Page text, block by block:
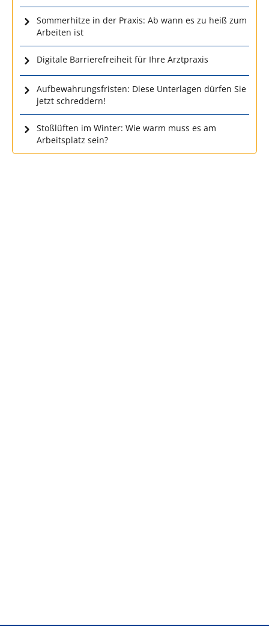
Sommerhitze in der Praxis: Ab wann es zu heiß zum
Arbeiten ist
Digitale Barrierefreiheit für Ihre Arztpraxis
Aufbewahrungsfristen: Diese Unterlagen dürfen Sie
jetzt schreddern!
Stoßlüften im Winter: Wie warm muss es am
Arbeitsplatz sein?